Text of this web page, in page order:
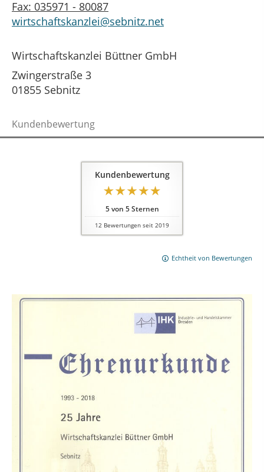
Fax: 035971 - 80087
wirtschaftskanzlei@sebnitz.net
Wirtschaftskanzlei Büttner GmbH
Zwingerstraße 3
01855 Sebnitz
Kundenbewertung
Kundenbewertung
5von 5Sternen
12 Bewertungen seit 2019
Echtheit von Bewertungen